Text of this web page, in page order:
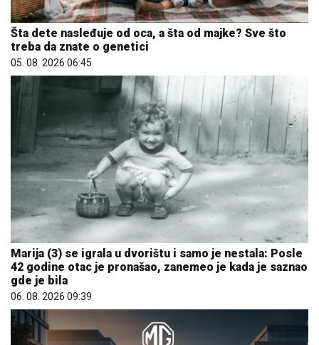
Šta dete nasleđuje od oca, a šta od majke? Sve što
treba da znate o genetici
05. 08. 2026 06:45
Marija (3) se igrala u dvorištu i samo je nestala: Posle
42 godine otac je pronašao, zanemeo je kada je saznao
gde je bila
06. 08. 2026 09:39